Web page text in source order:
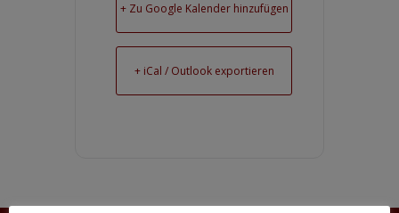
+ Zu Google Kalender hinzufügen
+ iCal / Outlook exportieren